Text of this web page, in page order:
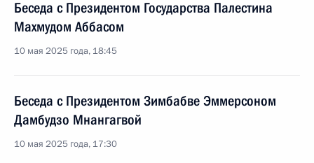
Беседа с Президентом Государства Палестина
Махмудом Аббасом
10 мая 2025 года, 18:45
Беседа с Президентом Зимбабве Эммерсоном
Дамбудзо Мнангагвой
10 мая 2025 года, 17:30